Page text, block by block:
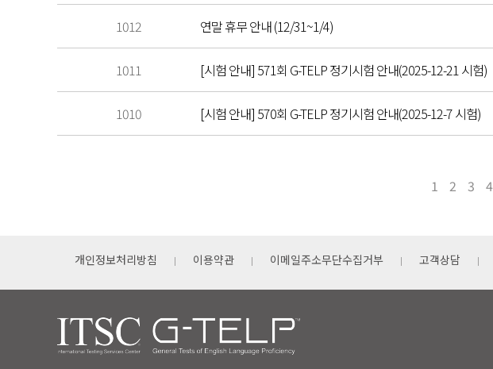
1012 연말 휴무 안내 (12/31~1/4)
1011 [시험 안내] 571회 G-TELP 정기시험 안내(2025-12-21 시험)
1010 [시험 안내] 570회 G-TELP 정기시험 안내(2025-12-7 시험)
1 2 3 4
개인정보처리방침 이용약관 이메일주소무단수집거부 고객상담